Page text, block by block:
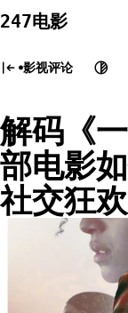
to
247电影
影视评论
解码《
部电影
社交狂